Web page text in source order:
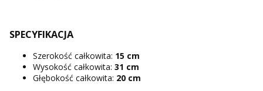
SPECYFIKACJA
Szerokość całkowita: 15 cm
Wysokość całkowita: 31 cm
Głębokość całkowita: 20 cm